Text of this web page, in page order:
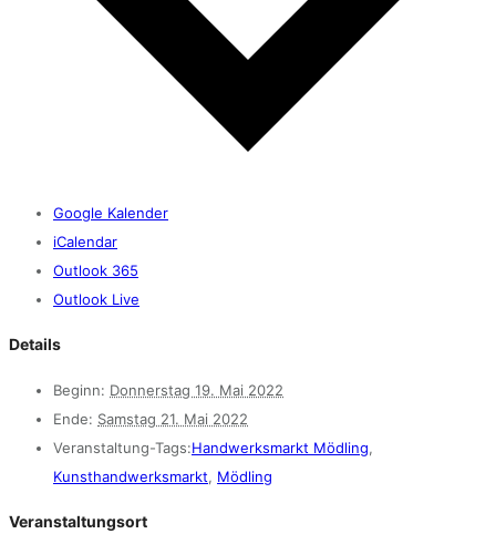
Google Kalender
iCalendar
Outlook 365
Outlook Live
Details
Beginn: Donnerstag 19. Mai 2022
Ende: Samstag 21. Mai 2022
Veranstaltung-Tags:Handwerksmarkt Mödling,
Kunsthandwerksmarkt, Mödling
Veranstaltungsort